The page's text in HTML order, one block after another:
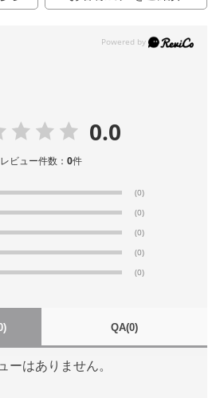
0.0
レビュー件数：0件
(0)
(0)
(0)
(0)
(0)
QA(0)
ーはありません。